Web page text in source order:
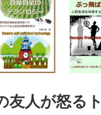
友人が怒る